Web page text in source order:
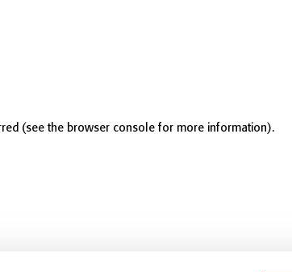
(see the browser console for more information).